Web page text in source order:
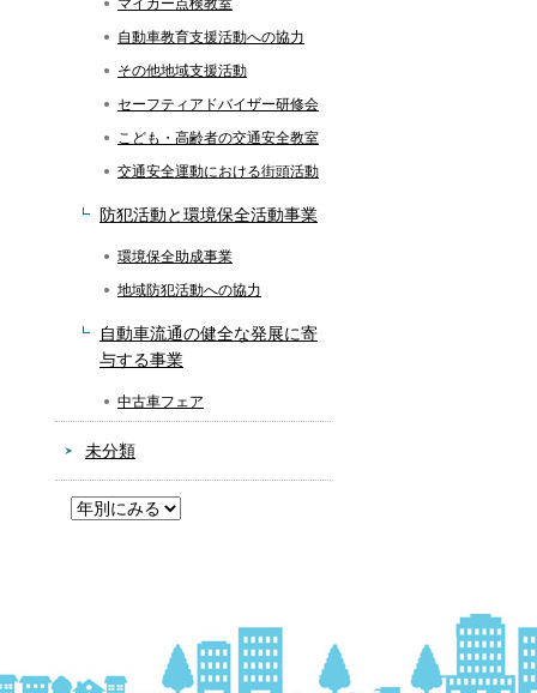
マイカー点検教室
自動車教育支援活動への協力
その他地域支援活動
セーフティアドバイザー研修会
こども・高齢者の交通安全教室
交通安全運動における街頭活動
防犯活動と環境保全活動事業
環境保全助成事業
地域防犯活動への協力
自動車流通の健全な発展に寄
与する事業
中古車フェア
未分類